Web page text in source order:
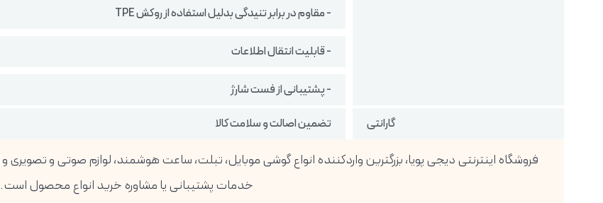
- مقاوم در برابر تنیدگی بدلیل استفاده از روکش TPE
- قابلیت انتقال اطلاعات
- پشتیبانی از فست شارژ
گارانتی
تضمین اصالت و سلامت کالا
خدمات پشتیبانی یا مشاوره خرید انواع محصول است.